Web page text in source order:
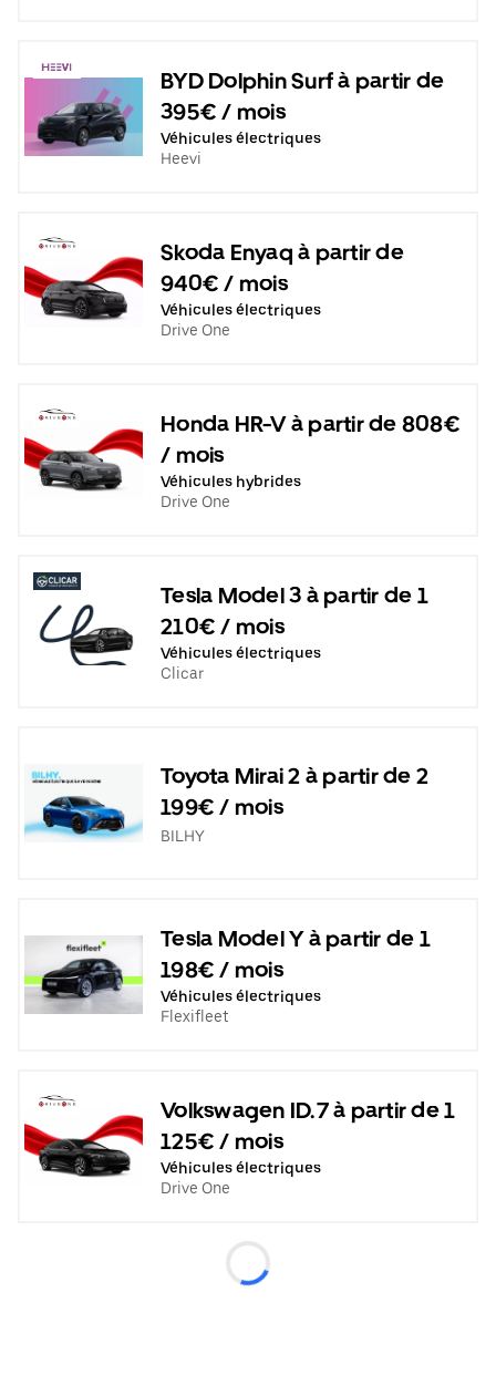
BYD Dolphin Surf à partir de
395€ / mois
Véhicules électriques
Heevi
Skoda Enyaq à partir de
940€ / mois
Véhicules électriques
Drive One
Honda HR-V à partir de 808€
/ mois
Véhicules hybrides
Drive One
Tesla Model 3 à partir de 1
210€ / mois
Véhicules électriques
Clicar
Toyota Mirai 2 à partir de 2
199€ / mois
BILHY
Tesla Model Y à partir de 1
198€ / mois
Véhicules électriques
Flexifleet
Volkswagen ID.7 à partir de 1
125€ / mois
Véhicules électriques
Drive One